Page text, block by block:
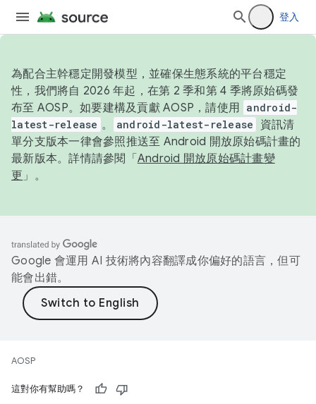
登入
為配合主幹穩定開發模型，並確保生態系統的平台穩定
性，我們將自 2026 年起，在第 2 季和第 4 季將原始碼發
布至 AOSP。如要建構及貢獻 AOSP，請使用 android-
latest-release 。 android-latest-release
資訊清
單分支版本一律會參照推送至 Android 開放原始碼計畫的
最新版本。詳情請參閱「 Android 開放原始碼計畫變
更 」。
Google 會運用 AI 技術將內容翻譯成你偏好的語言，但可
能會出錯。
AOSP
這對你有幫助嗎？